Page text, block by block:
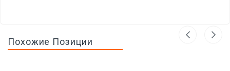
Похожие Позиции